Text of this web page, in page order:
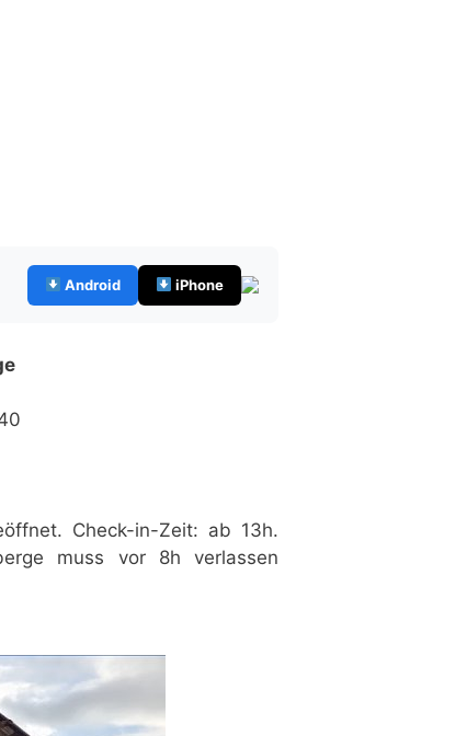
Android iPhone
Check-in-Zeit: ab 13h.
muss vor 8h verlassen